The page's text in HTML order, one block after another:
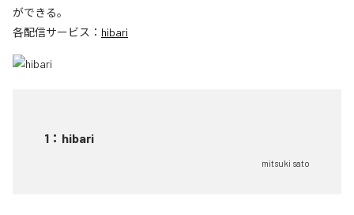
ができる。
各配信サービス： hibari
1 ： hibari
mitsuki sato